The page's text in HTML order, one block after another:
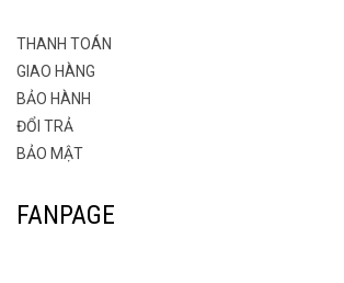
THANH TOÁN
GIAO HÀNG
BẢO HÀNH
ĐỔI TRẢ
BẢO MẬT
FANPAGE